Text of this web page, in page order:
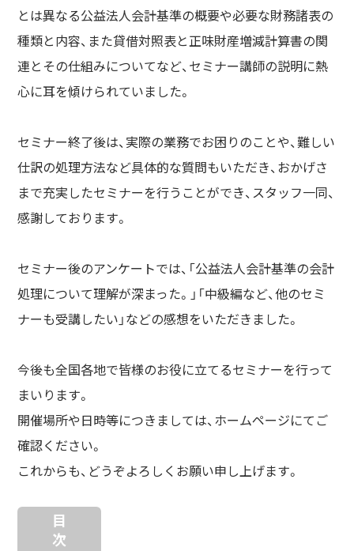
とは異なる公益法人会計基準の概要や必要な財務諸表の
種類と内容、また貸借対照表と正味財産増減計算書の関
連とその仕組みについてなど、セミナー講師の説明に熱
心に耳を傾けられていました。
セミナー終了後は、実際の業務でお困りのことや、難しい
仕訳の処理方法など具体的な質問もいただき、おかげさ
まで充実したセミナーを行うことができ、スタッフ一同、
感謝しております。
セミナー後のアンケートでは、「公益法人会計基準の会計
処理について理解が深まった。」「中級編など、他のセミ
ナーも受講したい」などの感想をいただきました。
今後も全国各地で皆様のお役に立てるセミナーを行って
まいります。
開催場所や日時等につきましては、ホームページにてご
確認ください。
これからも、どうぞよろしくお願い申し上げます。
目
次